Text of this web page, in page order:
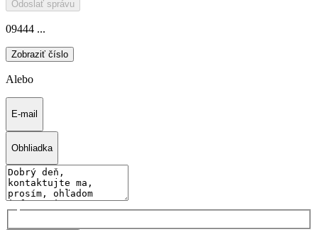
Odoslať správu
09444 ...
Zobraziť číslo
Alebo
E-mail
Obhliadka